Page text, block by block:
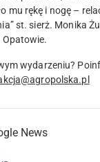
mu rękę i nogę –
st. sierż. Monika
wydarzeniu?
News